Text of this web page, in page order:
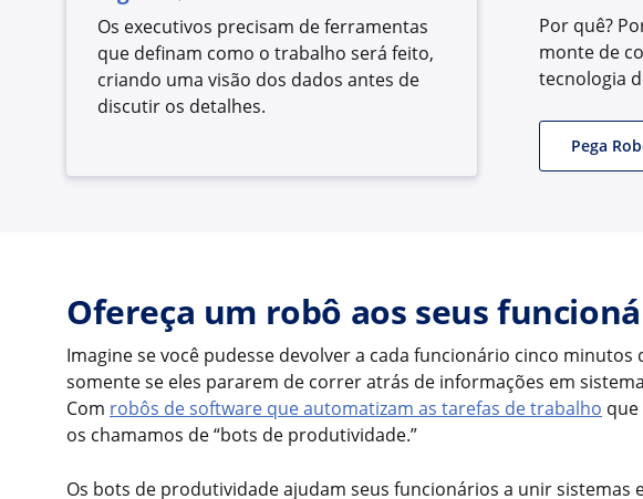
Os executivos precisam de ferramentas
que definam como o trabalho será feito,
criando uma visão dos dados antes de
discutir os detalhes.
Por quê?
monte de
tecnologia
Pega
Ofereça um robô aos seus
Imagine se você pudesse devolver a cada funcionário cinco minutos
somente se eles pararem de correr atrás de informações em
Com robôs de software que automatizam as tarefas de trabalho
os chamamos de “bots de produtividade.”
Os bots de produtividade ajudam seus funcionários a unir sistemas